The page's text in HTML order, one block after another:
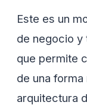
Este es un
de negocio y
que permite
de una
arquitectura